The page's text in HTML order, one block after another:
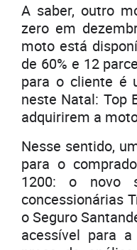
A saber, outro
zero em
moto está
de 60% e 12
para o cliente é
neste Natal: Top
adquirirem a
Nesse sentido,
para o
1200: o novo
concessionárias
o Seguro
acessível para